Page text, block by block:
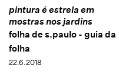
pintura é estrela em
mostras nos jardins
folha de s.paulo - guia da
folha
22.6.2018